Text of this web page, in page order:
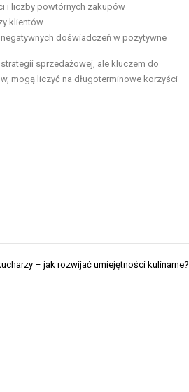
i liczby powtórnych zakupów
klientów
negatywnych doświadczeń w pozytywne
sprzedażowej, ale kluczem do
mogą liczyć na długoterminowe korzyści
– jak rozwijać umiejętności kulinarne?